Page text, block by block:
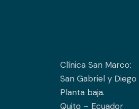
Clínica San Marco:
San Gabriel y
Planta baja.
Quito – Ecuador